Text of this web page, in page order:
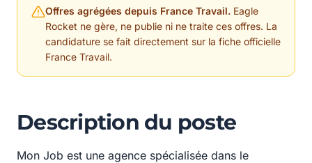
Offres agrégées depuis France Travail. Eagle
Rocket ne gère, ne publie ni ne traite ces offres. La
candidature se fait directement sur la fiche officielle
France Travail.
Description du poste
Mon Job est une agence spécialisée dans le